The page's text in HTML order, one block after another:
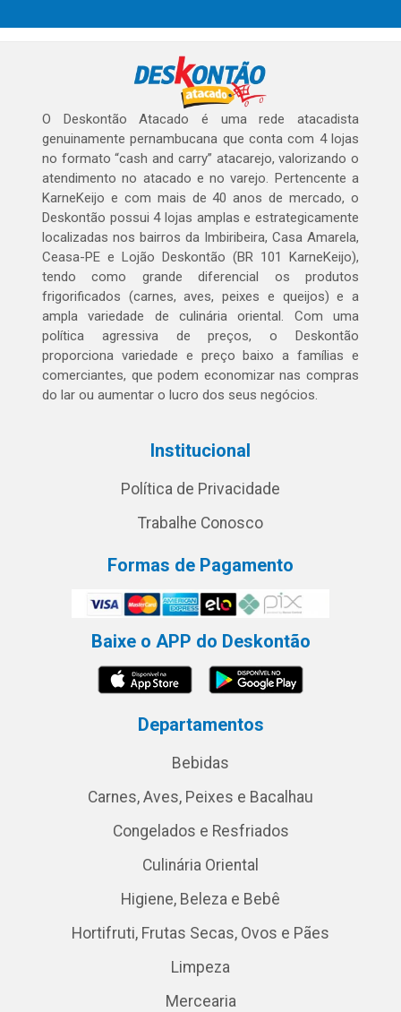
O Deskontão Atacado é uma rede atacadista
genuinamente pernambucana que conta com 4 lojas
no formato “cash and carry” atacarejo, valorizando o
atendimento no atacado e no varejo. Pertencente a
KarneKeijo e com mais de 40 anos de mercado, o
Deskontão possui 4 lojas amplas e estrategicamente
localizadas nos bairros da Imbiribeira, Casa Amarela,
Ceasa-PE e Lojão Deskontão (BR 101 KarneKeijo),
tendo como grande diferencial os produtos
frigorificados (carnes, aves, peixes e queijos) e a
ampla variedade de culinária oriental. Com uma
política agressiva de preços, o Deskontão
proporciona variedade e preço baixo a famílias e
comerciantes, que podem economizar nas compras
do lar ou aumentar o lucro dos seus negócios.
Institucional
Política de Privacidade
Trabalhe Conosco
Formas de Pagamento
Baixe o APP do Deskontão
Departamentos
Bebidas
Carnes, Aves, Peixes e Bacalhau
Congelados e Resfriados
Culinária Oriental
Higiene, Beleza e Bebê
Hortifruti, Frutas Secas, Ovos e Pães
Limpeza
Mercearia